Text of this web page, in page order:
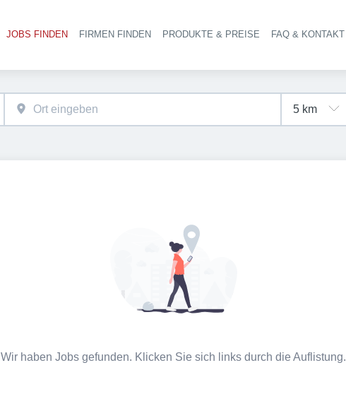
Haupt-Navigation
JOBS FINDEN FIRMEN FINDEN PRODUKTE & PREISE FAQ & KONTAKT
Wir haben Jobs gefunden. Klicken Sie sich links durch die Auflistung.